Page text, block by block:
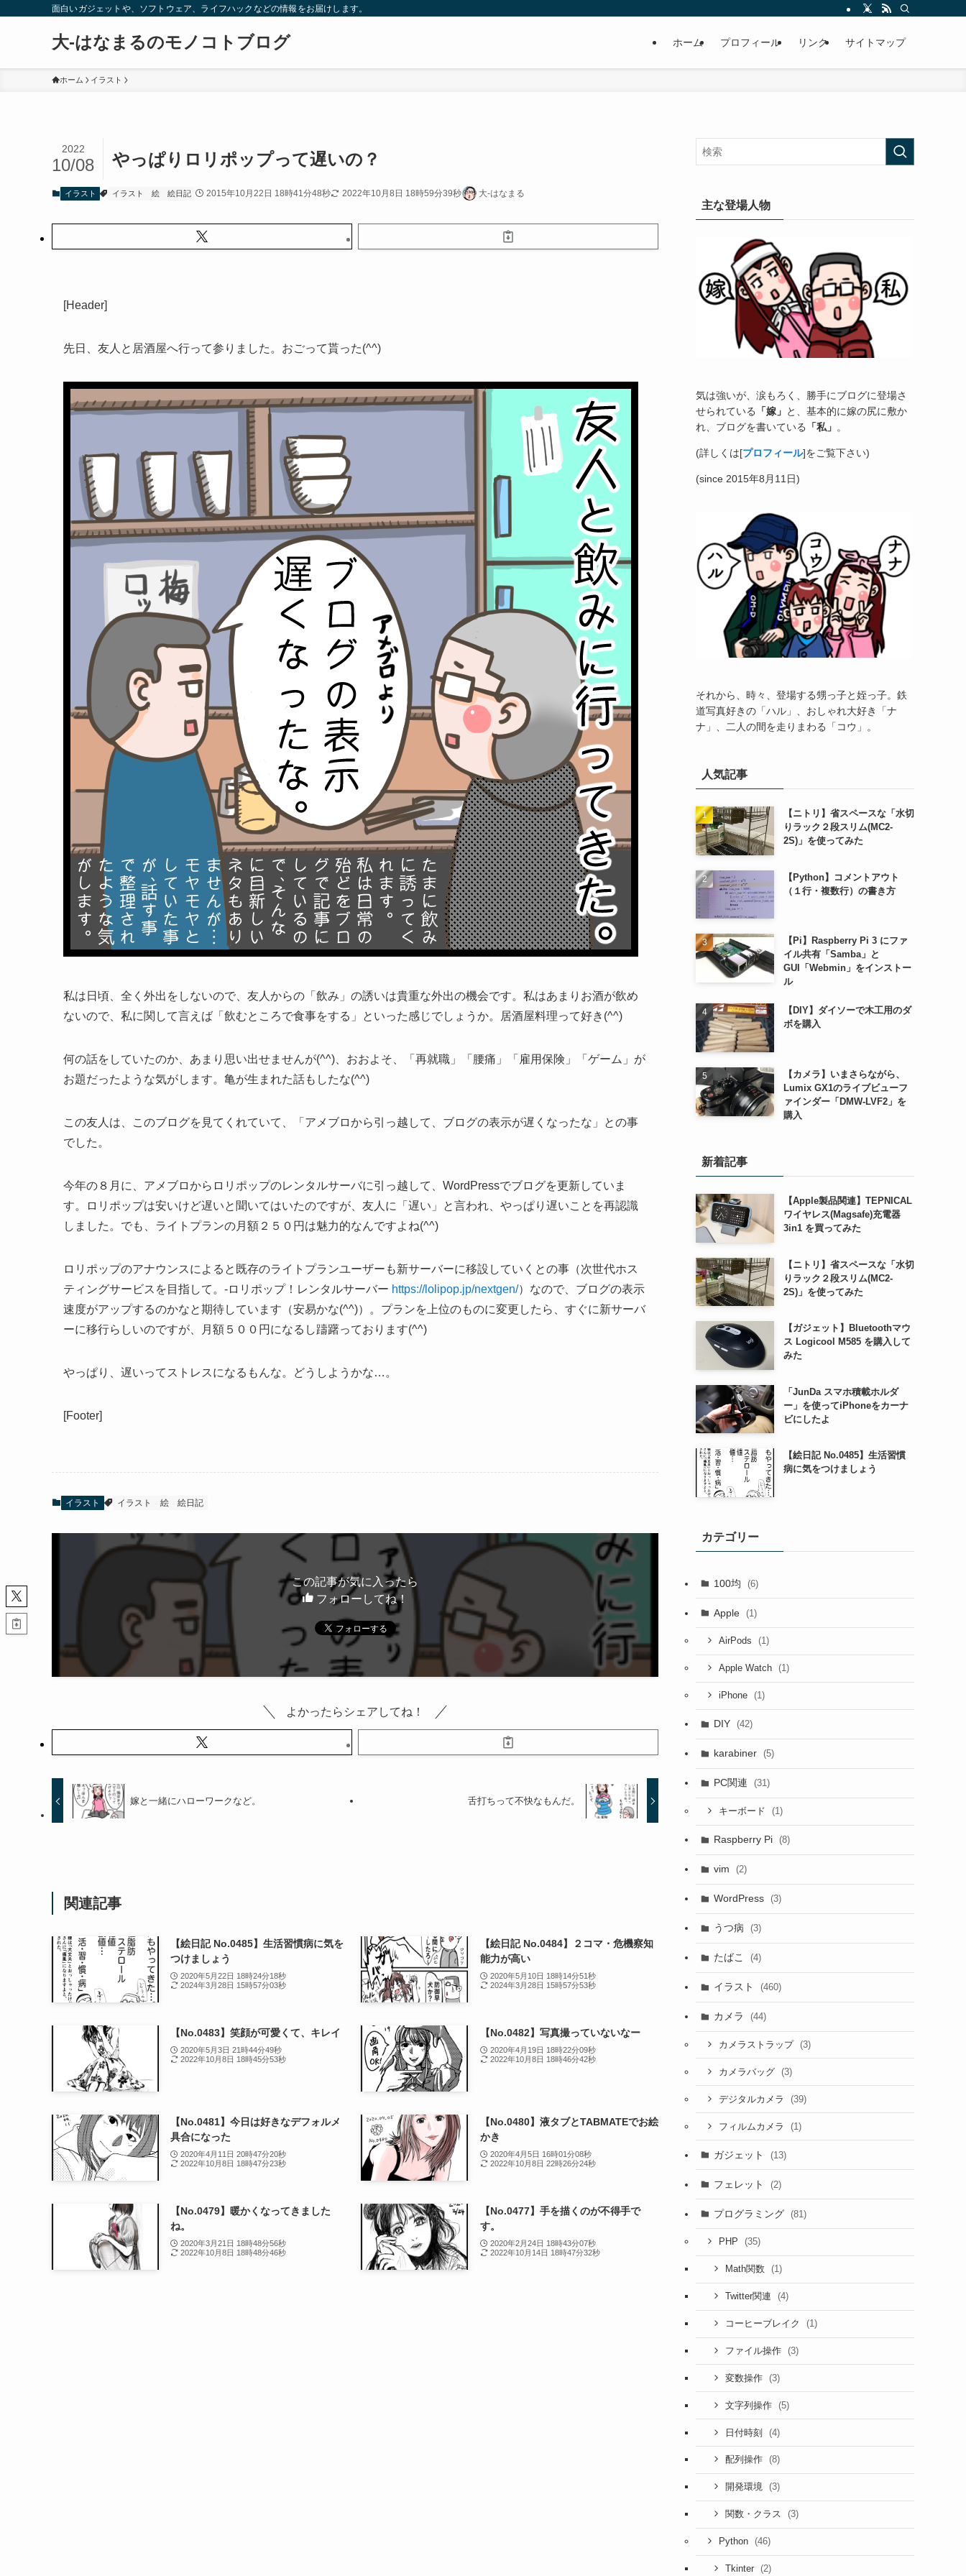
面白いガジェットや、ソフトウェア、ライフハックなどの情報をお届けします。
大-はなまるのモノコトブログ ホーム プロフィール リンク サイトマップ
ホーム イラスト
やっぱりロリポップって遅いの？
2022
10/08
イラスト イラスト 絵 絵日記 2015年10月22日 18時41分48秒 2022年10月8日 18時59分39秒 大-はなまる
[Header]
先日、友人と居酒屋へ行って参りました。おごって貰った(^^)
私は日頃、全く外出をしないので、友人からの「飲み」の誘いは貴重な外出の機会です。私はあまりお酒が飲め
ないので、私に関して言えば「飲むところで食事をする」といった感じでしょうか。居酒屋料理って好き(^^)
何の話をしていたのか、あまり思い出せませんが(^^)、おおよそ、「再就職」「腰痛」「雇用保険」「ゲーム」が
お題だったような気がします。亀が生まれた話もしたな(^^)
この友人は、このブログを見てくれていて、「アメブロから引っ越して、ブログの表示が遅くなったな」との事
でした。
今年の８月に、アメブロからロリポップのレンタルサーバに引っ越して、WordPressでブログを更新していま
す。ロリポップは安いけど遅いと聞いてはいたのですが、友人に「遅い」と言われ、やっぱり遅いことを再認識
しました。でも、ライトプランの月額２５０円は魅力的なんですよね(^^)
ロリポップのアナウンスによると既存のライトプランユーザーも新サーバーに移設していくとの事（次世代ホス
ティングサービスを目指して。-ロリポップ！レンタルサーバー https://lolipop.jp/nextgen/）なので、ブログの表示
速度がアップするのかなと期待しています（安易かな(^^)）。プランを上位のものに変更したら、すぐに新サーバ
ーに移行らしいのですが、月額５００円になるし躊躇っております(^^)
やっぱり、遅いってストレスになるもんな。どうしようかな…。
[Footer]
イラスト イラスト 絵 絵日記
この記事が気に入ったら
フォローしてね！
よかったらシェアしてね！
嫁と一緒にハローワークなど。 舌打ちって不快なもんだ。
関連記事
【絵日記 No.0485】生活習慣病に気を
つけましょう
2020年5月22日 18時24分18秒
2024年3月28日 15時57分03秒
【絵日記 No.0484】２コマ・危機察知
能力が高い
2020年5月10日 18時14分51秒
2024年3月28日 15時57分53秒
【No.0483】笑顔が可愛くて、キレイ
2020年5月3日 21時44分49秒
2022年10月8日 18時45分53秒
【No.0482】写真撮っていないなー
2020年4月19日 18時22分09秒
2022年10月8日 18時46分42秒
【No.0481】今日は好きなデフォルメ
具合になった
2020年4月11日 20時47分20秒
2022年10月8日 18時47分23秒
【No.0480】液タブとTABMATEでお絵
かき
2020年4月5日 16時01分08秒
2022年10月8日 22時26分24秒
【No.0479】暖かくなってきました
ね。
2020年3月21日 18時48分56秒
2022年10月8日 18時48分46秒
【No.0477】手を描くのが不得手で
す。
2020年2月24日 18時43分07秒
2022年10月14日 18時47分32秒
主な登場人物
気は強いが、涙もろく、勝手にブログに登場さ
せられている
「嫁」 と、基本的に嫁の尻に敷か
れ、ブログを書いている
「私」 。
(詳しくは[プロフィール]をご覧下さい)
(since 2015年8月11日)
それから、時々、登場する甥っ子と姪っ子。鉄
道写真好きの「ハル」、おしゃれ大好き「ナ
ナ」、二人の間を走りまわる「コウ」。
人気記事
【ニトリ】省スペースな「水切
りラック２段スリム(MC2-
2S)」を使ってみた
【Python】コメントアウト
（１行・複数行）の書き方
【Pi】Raspberry Pi 3 にファ
イル共有「Samba」と
GUI「Webmin」をインストー
ル
【DIY】ダイソーで木工用のダ
ボを購入
【カメラ】いまさらながら、
Lumix GX1のライブビューフ
ァインダー「DMW-LVF2」を
購入
新着記事
【Apple製品関連】TEPNICAL
ワイヤレス(Magsafe)充電器
3in1 を買ってみた
【ニトリ】省スペースな「水切
りラック２段スリム(MC2-
2S)」を使ってみた
【ガジェット】Bluetoothマウ
ス Logicool M585 を購入して
みた
「JunDa スマホ積載ホルダ
ー」を使ってiPhoneをカーナ
ビにしたよ
【絵日記 No.0485】生活習慣
病に気をつけましょう
カテゴリー
100均 (6)
Apple (1)
AirPods (1)
Apple Watch (1)
iPhone (1)
DIY (42)
karabiner (5)
PC関連 (31)
キーボード (1)
Raspberry Pi (8)
vim (2)
WordPress (3)
うつ病 (3)
たばこ (4)
イラスト (460)
カメラ (44)
カメラストラップ (3)
カメラバッグ (3)
デジタルカメラ (39)
フィルムカメラ (1)
ガジェット (13)
フェレット (2)
プログラミング (81)
PHP (35)
Math関数 (1)
Twitter関連 (4)
コーヒーブレイク (1)
ファイル操作 (3)
変数操作 (3)
文字列操作 (5)
日付時刻 (4)
配列操作 (8)
開発環境 (3)
関数・クラス (3)
Python (46)
Tkinter (2)